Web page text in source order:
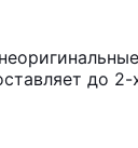
до 2-